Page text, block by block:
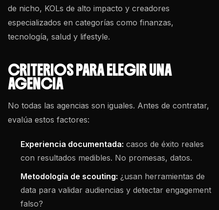
de nicho, KOLs de alto impacto y creadores
especializados en categorías como finanzas,
tecnología, salud y lifestyle.
CRITERIOS PARA ELEGIR UNA
AGENCIA
No todas las agencias son iguales. Antes de contratar,
evalúa estos factores:
Experiencia documentada: casos de éxito reales
con resultados medibles. No promesas, datos.
Metodología de scouting: ¿usan herramientas de
data para validar audiencias y detectar engagement
falso?